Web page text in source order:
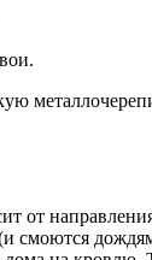
от
смоются